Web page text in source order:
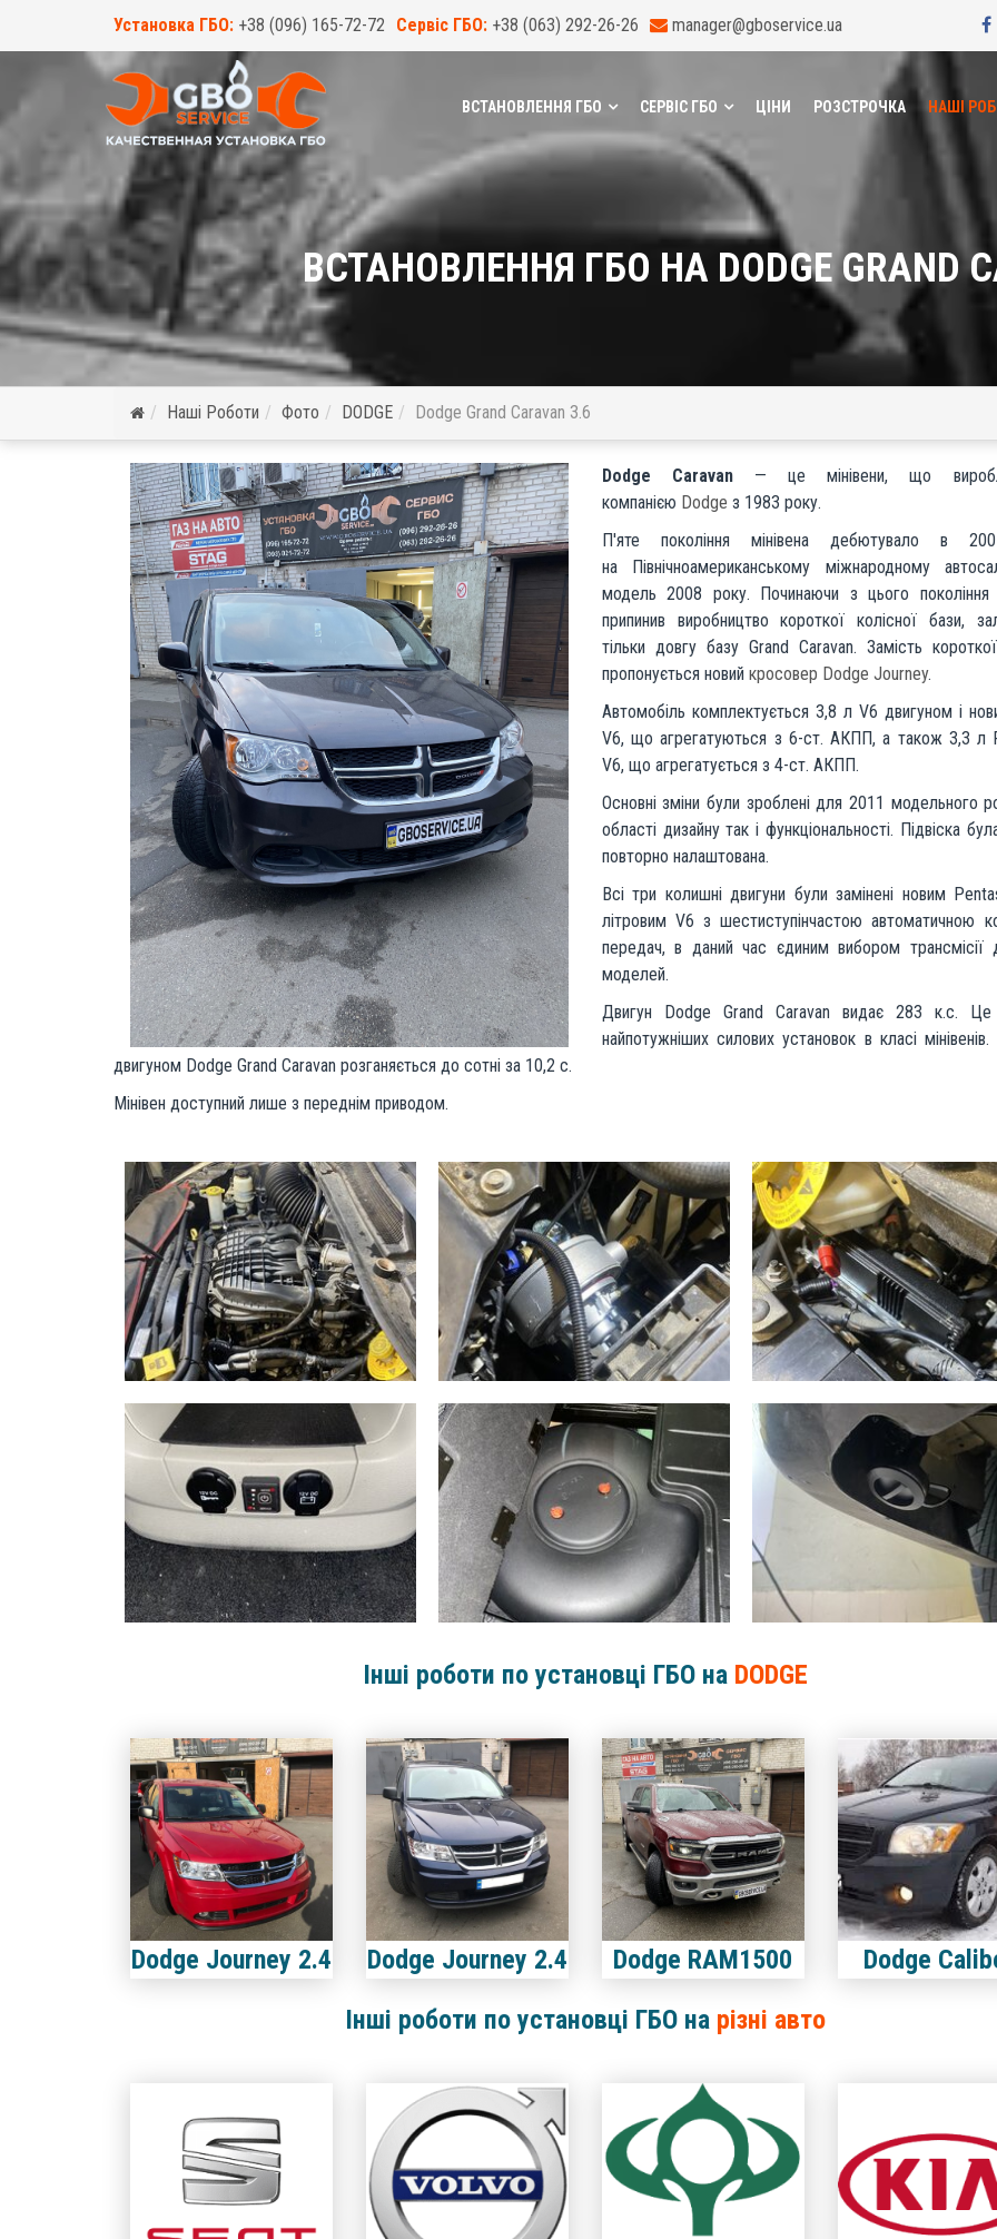
Установка ГБО: +38 (096) 165-72-72 Сервіс ГБО: +38 (063) 292-26-26 manager@gboservice.ua
ВСТАНОВЛЕННЯ ГБО СЕРВІС ГБО ЦІНИ РОЗСТРОЧКА НАШІ
ВСТАНОВЛЕННЯ ГБО НА DODGE GRAND
Наші Роботи Фото DODGE Dodge Grand Caravan 3.6
Dodge Caravan— це мінівени, що
компанією Dodge з 1983 року.
П'яте покоління мінівена дебютувало в
на Північноамериканському міжнародному
модель 2008 року. Починаючи з цього покоління
припинив виробництво короткої колісної бази,
тільки довгу базу Grand Caravan. Замість
пропонується новий кросовер Dodge Journey.
Автомобіль комплектується 3,8 л V6 двигуном і
V6, що агрегатуються з 6-ст. АКПП, а також 3,3 л
V6, що агрегатується з 4-ст. АКПП.
Основні зміни були зроблені для 2011 модельного
області дизайну так і функціональності. Підвіска
повторно налаштована.
Всі три колишні двигуни були замінені новим
літровим V6 з шестиступінчастою автоматичною
передач, в даний час єдиним вибором трансмісії
моделей.
Двигун Dodge Grand Caravan видає 283 к.с.
найпотужніших силових установок в класі
двигуном Dodge Grand Caravan розганяється до сотні за 10,2 с.
Мінівен доступний лише з переднім приводом.
Газовий редуктор Valtek Palladio до
330 к.с.
Газовий блок управління Alex Optima
Expert
Інші роботи по установці ГБО на DODGE
Dodge Journey 2.4 Dodge Journey 2.4 Dodge RAM1500
Dodge
Інші роботи по установці ГБО на різні авто